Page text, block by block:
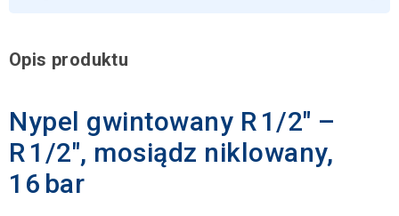
Opis produktu
Nypel gwintowany R 1/2″ –
R 1/2″, mosiądz niklowany,
16 bar